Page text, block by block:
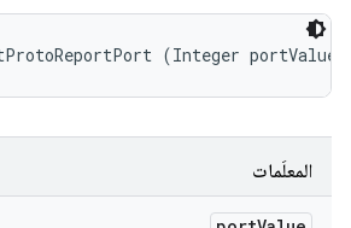
(Integer portValue)
المعلَمات